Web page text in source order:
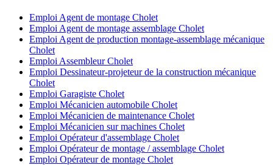
Emploi Agent de montage Cholet
Emploi Agent de montage assemblage Cholet
Emploi Agent de production montage-assemblage mécanique
Cholet
Emploi Assembleur Cholet
Emploi Dessinateur-projeteur de la construction mécanique
Cholet
Emploi Garagiste Cholet
Emploi Mécanicien automobile Cholet
Emploi Mécanicien de maintenance Cholet
Emploi Mécanicien sur machines Cholet
Emploi Opérateur d'assemblage Cholet
Emploi Opérateur de montage / assemblage Cholet
Emploi Opérateur de montage Cholet